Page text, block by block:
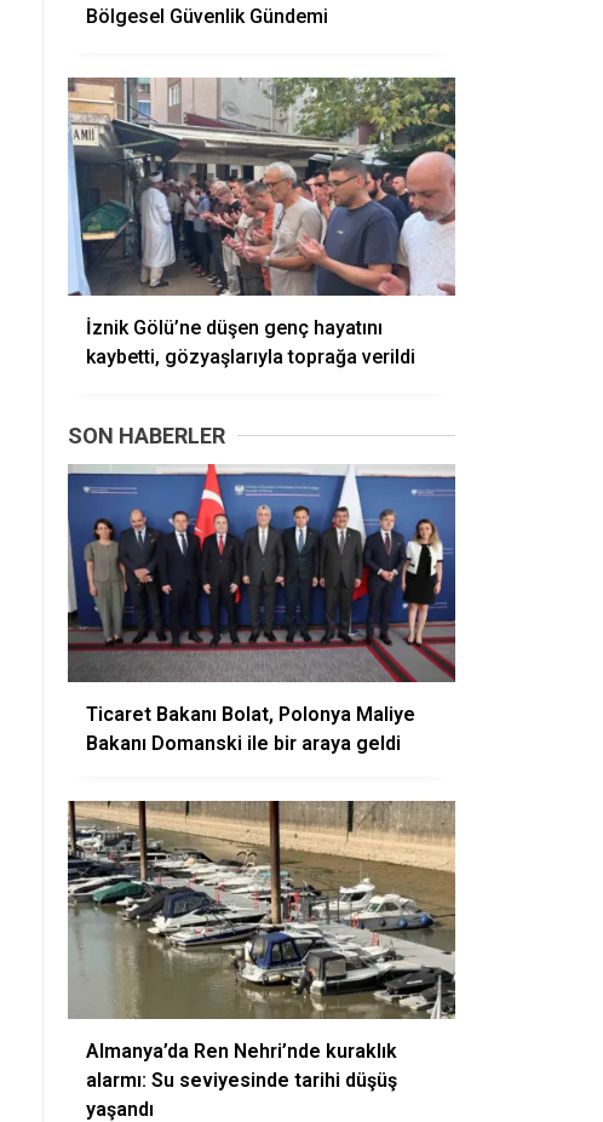
Bölgesel Güvenlik Gündemi
İznik Gölü’ne düşen genç hayatını
kaybetti, gözyaşlarıyla toprağa verildi
SON HABERLER
Ticaret Bakanı Bolat, Polonya Maliye
Bakanı Domanski ile bir araya geldi
Almanya’da Ren Nehri’nde kuraklık
alarmı: Su seviyesinde tarihi düşüş
yaşandı